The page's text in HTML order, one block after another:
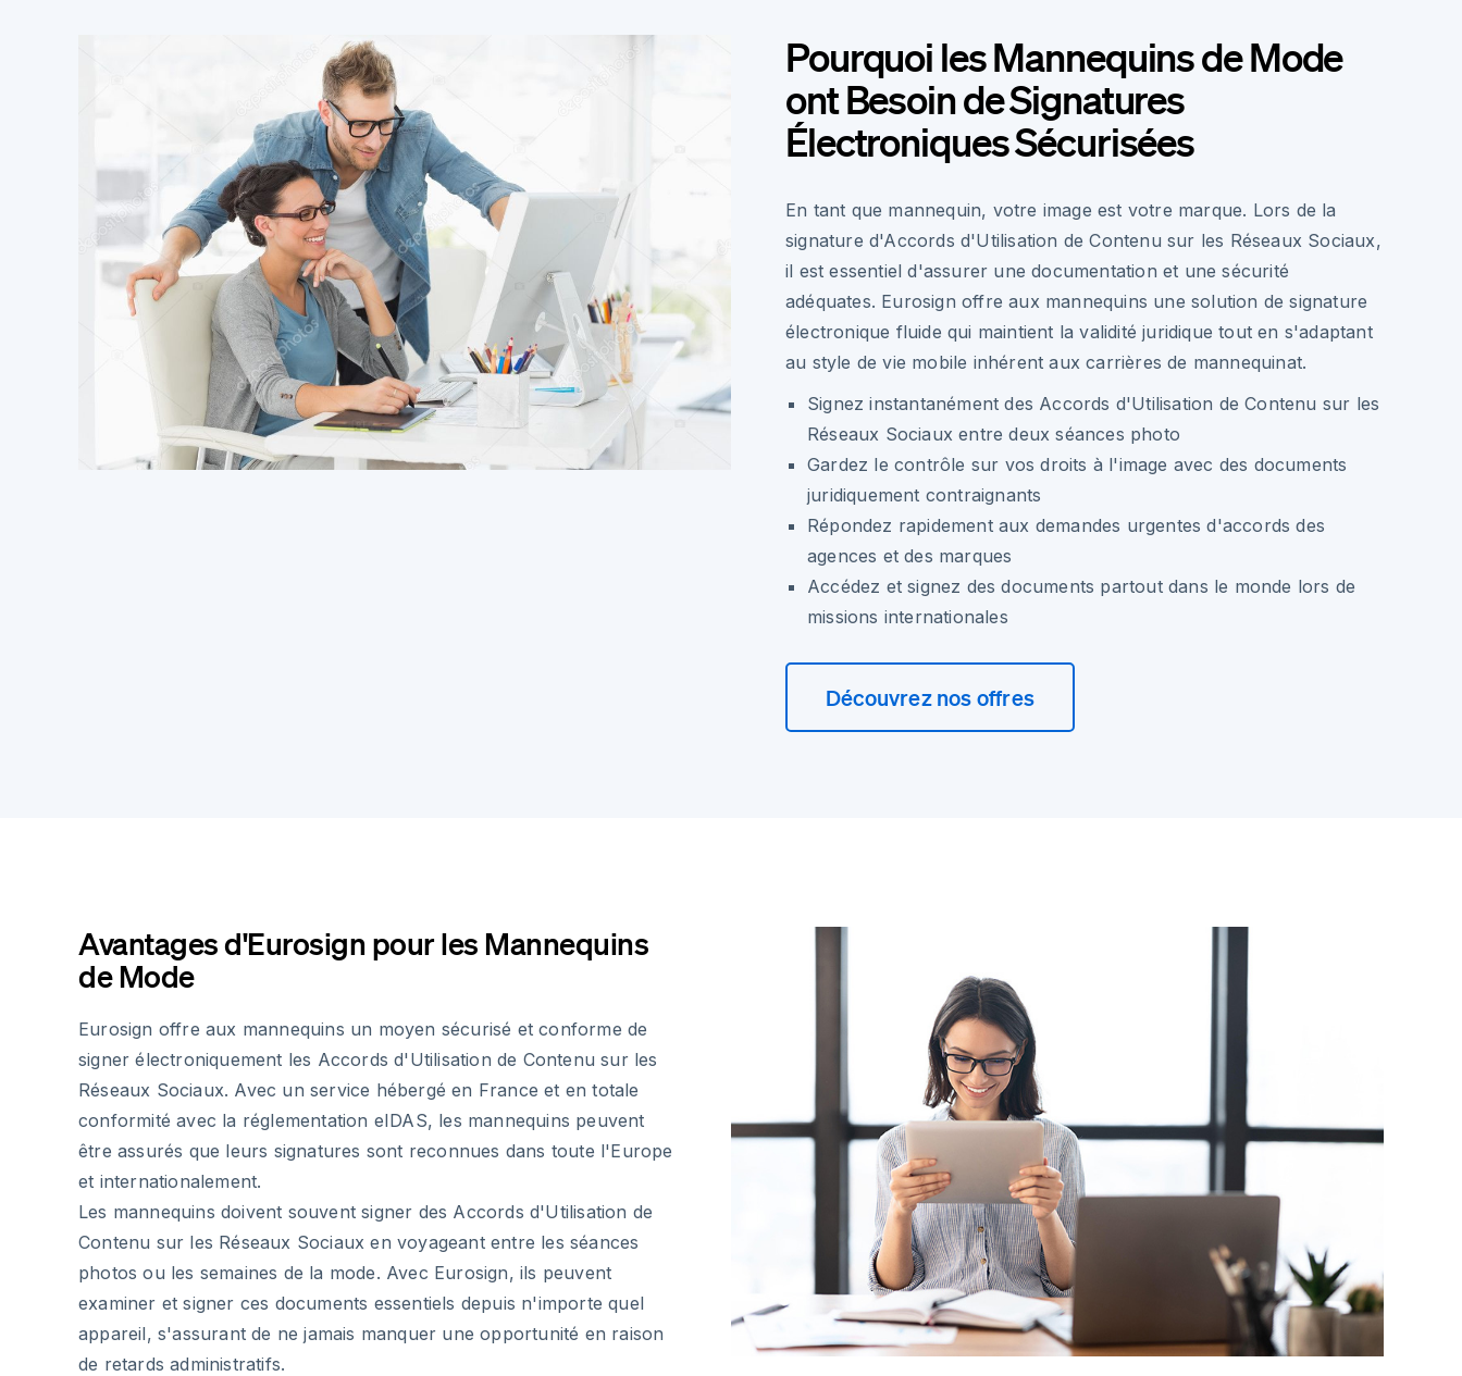
Pourquoi les Mannequins de Mode
ont Besoin de Signatures
Électroniques Sécurisées
En tant que mannequin, votre image est votre marque. Lors de la
signature d'Accords d'Utilisation de Contenu sur les Réseaux Sociaux,
il est essentiel d'assurer une documentation et une sécurité
adéquates. Eurosign offre aux mannequins une solution de signature
électronique fluide qui maintient la validité juridique tout en s'adaptant
au style de vie mobile inhérent aux carrières de mannequinat.
Signez instantanément des Accords d'Utilisation de Contenu sur les
Réseaux Sociaux entre deux séances photo
Gardez le contrôle sur vos droits à l'image avec des documents
juridiquement contraignants
Répondez rapidement aux demandes urgentes d'accords des
agences et des marques
Accédez et signez des documents partout dans le monde lors de
missions internationales
Découvrez nos offres
Avantages d'Eurosign pour les Mannequins
de Mode
Eurosign offre aux mannequins un moyen sécurisé et conforme de
signer électroniquement les Accords d'Utilisation de Contenu sur les
Réseaux Sociaux. Avec un service hébergé en France et en totale
conformité avec la réglementation eIDAS, les mannequins peuvent
être assurés que leurs signatures sont reconnues dans toute l'Europe
et internationalement.
Les mannequins doivent souvent signer des Accords d'Utilisation de
Contenu sur les Réseaux Sociaux en voyageant entre les séances
photos ou les semaines de la mode. Avec Eurosign, ils peuvent
examiner et signer ces documents essentiels depuis n'importe quel
appareil, s'assurant de ne jamais manquer une opportunité en raison
de retards administratifs.